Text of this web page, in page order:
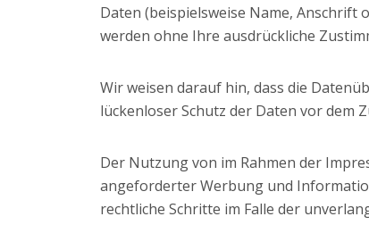
Daten (beispielsweise Name, Anschrift
werden ohne Ihre ausdrückliche
Wir weisen darauf hin, dass die
lückenloser Schutz der Daten vor dem
Der Nutzung von im Rahmen der
angeforderter Werbung und
rechtliche Schritte im Falle der